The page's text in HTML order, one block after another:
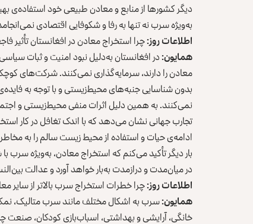
دیگر کشورها از منابع و معادن طبیعی خود استفاده‌ی
به‌ویژه سرب نه تنها به رفا و شکوفایی اقتصادی
اطلاعات روز:چرا استخراج معادن در افغانستان تأثیر
همایون:در افغانستان به‌دلیل نبود امنیت و ثبات
معادن را دارند، سرمایه‌گذاری نمی‌کنند. شرکت‌های
بدون شناسایی جنبه‌های محیط‌زیستی و با توجه به
نمی‌کنند. به همین دلیل اثرات منفی محیط‌‌زیستی و
تجارب جهانی نشان می‌دهد که با اندک تغافل در کار
ادامه‌ی حیات و استفاده از محیط‌‌ زیست سالم را به
بار دیگر تأکید می‌کنم که استخراج معادن، به‌ویژه سرب
در میان‌مدت و درازمدت به‌بار خواهد آورد و عدالت
اطلاعات روز:چرا خطرات استخراج سرب بالاتر از سایر
همایون:سرب به اشکال مختلف مانند سرب
خانگی، آرایشی و بهداشتی، اسباب‌بازی کودکان، صنعت